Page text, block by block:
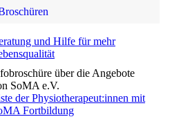
und Hilfe für mehr
über die Angebote
SoMA e.V.
der Physiotherapeut:innen mit
Fortbildung